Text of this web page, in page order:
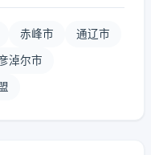
赤峰市 通辽市
淖尔市